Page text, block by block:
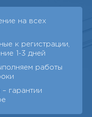
на всех
к регистрации,
1-3 дней
работы
гарантии